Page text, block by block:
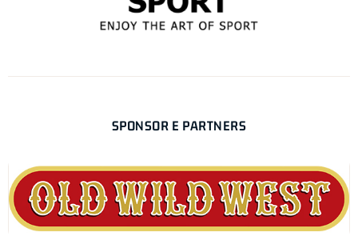
SPONSOR E PARTNERS